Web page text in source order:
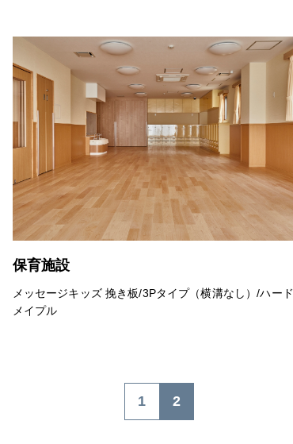
保育施設
メッセージキッズ 挽き板/3Pタイプ（横溝なし）/ハード
メイプル
1 2